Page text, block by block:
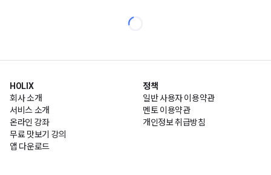
HOLIX
회사 소개
서비스 소개
온라인 강좌
무료 맛보기 강의
앱 다운로드
정책
일반 사용자 이용약관
멘토 이용약관
개인정보 취급방침